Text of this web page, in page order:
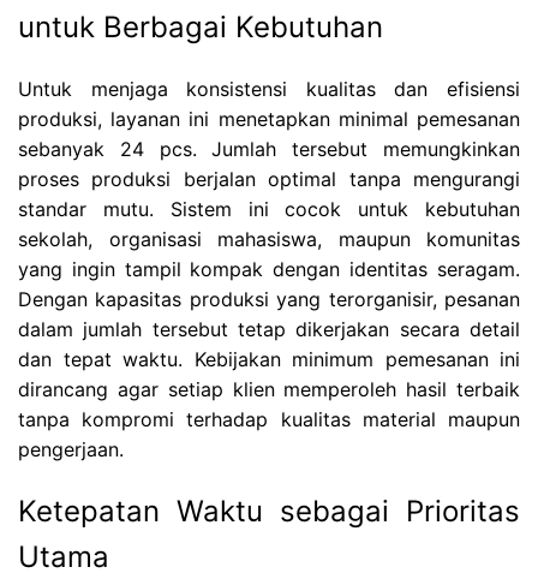
untuk Berbagai Kebutuhan
Untuk menjaga konsistensi kualitas dan efisiensi
produksi, layanan ini menetapkan minimal pemesanan
sebanyak 24 pcs. Jumlah tersebut memungkinkan
proses produksi berjalan optimal tanpa mengurangi
standar mutu. Sistem ini cocok untuk kebutuhan
sekolah, organisasi mahasiswa, maupun komunitas
yang ingin tampil kompak dengan identitas seragam.
Dengan kapasitas produksi yang terorganisir, pesanan
dalam jumlah tersebut tetap dikerjakan secara detail
dan tepat waktu. Kebijakan minimum pemesanan ini
dirancang agar setiap klien memperoleh hasil terbaik
tanpa kompromi terhadap kualitas material maupun
pengerjaan.
Ketepatan Waktu sebagai Prioritas
Utama